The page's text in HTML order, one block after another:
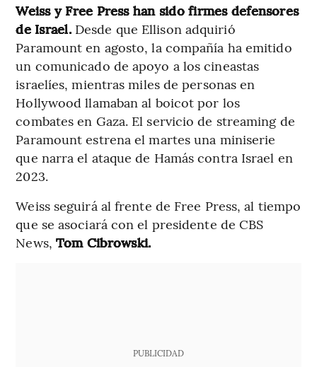
Weiss y Free Press han sido firmes defensores
de Israel. Desde que Ellison adquirió
Paramount en agosto, la compañía ha emitido
un comunicado de apoyo a los cineastas
israelíes, mientras miles de personas en
Hollywood llamaban al boicot por los
combates en Gaza. El servicio de streaming de
Paramount estrena el martes una miniserie
que narra el ataque de Hamás contra Israel en
2023.
Weiss seguirá al frente de Free Press, al tiempo
que se asociará con el presidente de CBS
News, Tom Cibrowski.
PUBLICIDAD